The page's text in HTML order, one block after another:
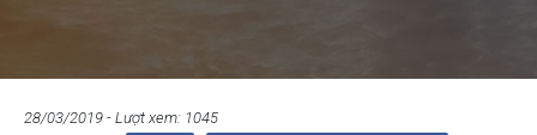
28/03/2019 - Lượt xem: 1045